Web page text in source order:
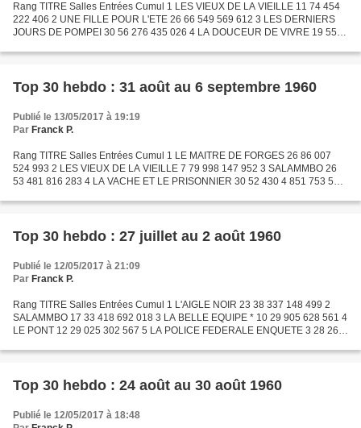
Rang TITRE Salles Entrées Cumul 1 LES VIEUX DE LA VIEILLE 11 74 454
222 406 2 UNE FILLE POUR L'ETE 26 66 549 569 612 3 LES DERNIERS
JOURS DE POMPEI 30 56 276 435 026 4 LA DOUCEUR DE VIVRE 19 55
Top 30 hebdo : 31 août au 6 septembre 1960
Publié le 13/05/2017 à 19:19
Par Franck P.
Rang TITRE Salles Entrées Cumul 1 LE MAITRE DE FORGES 26 86 007
524 993 2 LES VIEUX DE LA VIEILLE 7 79 998 147 952 3 SALAMMBO 26
53 481 816 283 4 LA VACHE ET LE PRISONNIER 30 52 430 4 851 753 5
Top 30 hebdo : 27 juillet au 2 août 1960
Publié le 12/05/2017 à 21:09
Par Franck P.
Rang TITRE Salles Entrées Cumul 1 L'AIGLE NOIR 23 38 337 148 499 2
SALAMMBO 17 33 418 692 018 3 LA BELLE EQUIPE * 10 29 905 628 561 4
LE PONT 12 29 025 302 567 5 LA POLICE FEDERALE ENQUETE 3 28 262
Top 30 hebdo : 24 août au 30 août 1960
Publié le 12/05/2017 à 18:48